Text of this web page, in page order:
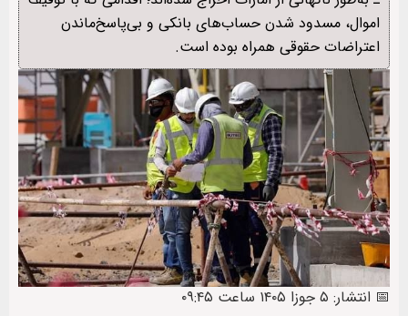
اموال، مسدود شدن حساب‌های بانکی و بی‌پاسخ‌ماندن
اعتراضات حقوقی همراه بوده است.
📅 انتشار: ۵ جوزا ۱۴۰۵ ساعت ۰۹:۴۵